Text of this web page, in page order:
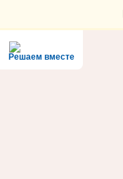
Решаем вместе